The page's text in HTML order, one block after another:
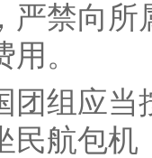
严禁向
。
组应当
民航包